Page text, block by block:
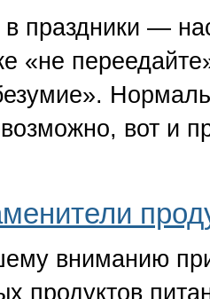
праздники —
«не
вот и
вниманию
продуктов